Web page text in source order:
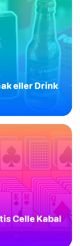
eller Drink
Celle Kabal